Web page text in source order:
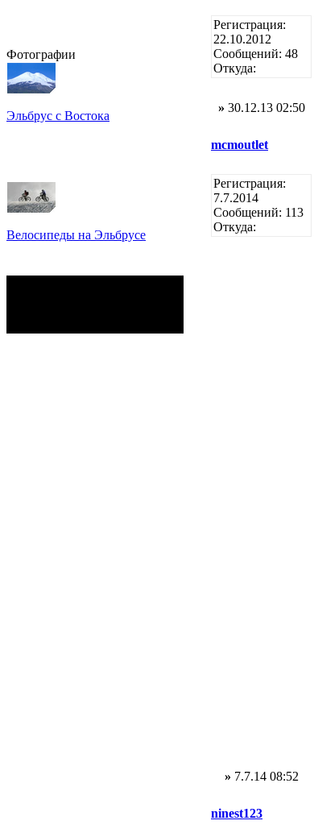
Фотографии
Эльбрус с Востока
Велосипеды на Эльбрусе
Регистрация:
22.10.2012
Сообщений: 48
Откуда:
» 30.12.13 02:50
mcmoutlet
Регистрация:
7.7.2014
Сообщений: 113
Откуда:
» 7.7.14 08:52
ninest123